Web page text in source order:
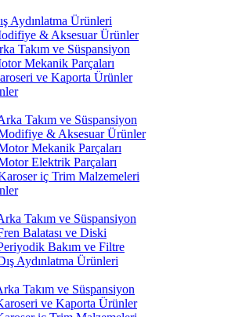
Aydınlatma Ürünleri
& Aksesuar Ürünler
Takım ve Süspansiyon
Mekanik Parçaları
ve Kaporta Ürünler
Takım ve Süspansiyon
& Aksesuar Ürünler
Mekanik Parçaları
Elektrik Parçaları
iç Trim Malzemeleri
Takım ve Süspansiyon
Balatası ve Diski
Bakım ve Filtre
Aydınlatma Ürünleri
Takım ve Süspansiyon
ve Kaporta Ürünler